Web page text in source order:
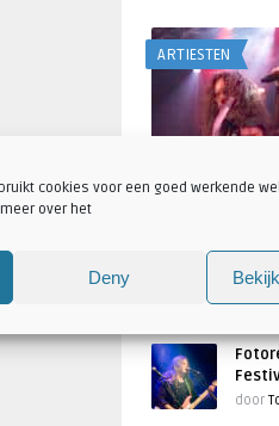
cookies voor een goed werkende
over het
Deny
ARTIESTEN
Atlantis en
door